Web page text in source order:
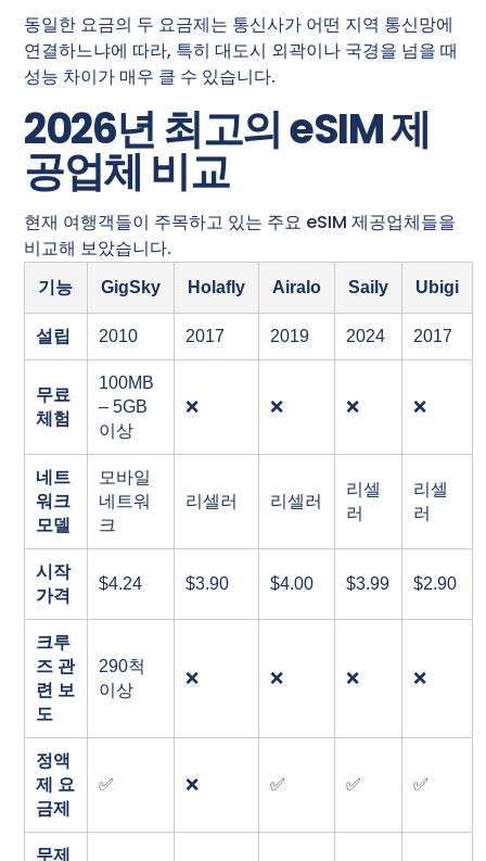
동일한 요금의 두 요금제는 통신사가 어떤 지역 통신망에
연결하느냐에 따라, 특히 대도시 외곽이나 국경을 넘을 때
성능 차이가 매우 클 수 있습니다.
2026년 최고의 eSIM 제
공업체 비교
현재 여행객들이 주목하고 있는 주요 eSIM 제공업체들을
비교해 보았습니다.
기능 GigSky Holafly Airalo Saily Ubigi
설립 2010 2017 2019 2024 2017
무료
체험
100MB
– 5GB
이상
❌ ❌ ❌ ❌
네트
워크
모델
모바일
네트워
크
리셀러 리셀러
리셀
러
리셀
러
시작
가격
$4.24 $3.90 $4.00 $3.99 $2.90
크루
즈 관
련 보
도
290척
이상
❌ ❌ ❌ ❌
정액
제 요
금제
✅ ❌ ✅ ✅ ✅
무제